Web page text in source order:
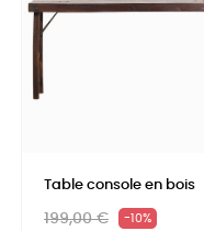
Table console en bois
Prix
199,00 € -10%